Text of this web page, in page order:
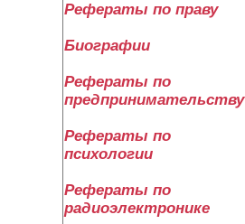
Рефераты по праву
Биографии
Рефераты по
предпринимательству
Рефераты по
психологии
Рефераты по
радиоэлектронике